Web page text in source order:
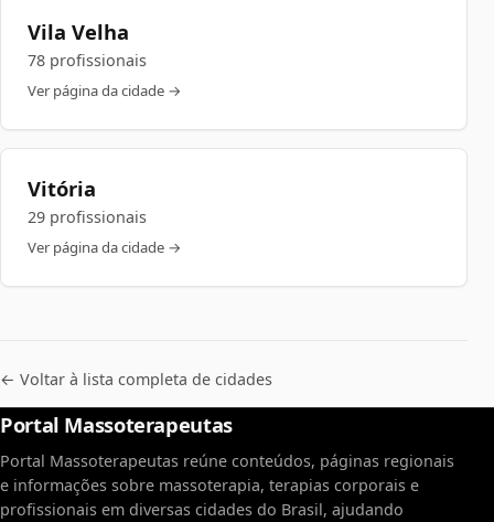
Vila Velha
78 profissionais
Ver página da cidade →
Vitória
29 profissionais
Ver página da cidade →
← Voltar à lista completa de cidades
Portal Massoterapeutas
Portal Massoterapeutas reúne conteúdos, páginas regionais
e informações sobre massoterapia, terapias corporais e
profissionais em diversas cidades do Brasil, ajudando